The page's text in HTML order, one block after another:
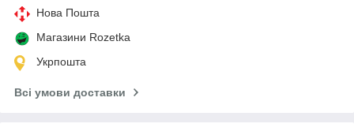
Нова Пошта
Магазини Rozetka
Укрпошта
Всі умови доставки